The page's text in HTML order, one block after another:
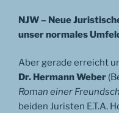
NJW – Neue
unser normales
Aber gerade erreicht
Dr. Hermann Weber
Roman einer
beiden Juristen E.T.A.